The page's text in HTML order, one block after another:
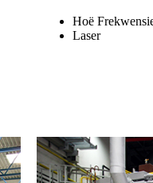
Hoë
Laser